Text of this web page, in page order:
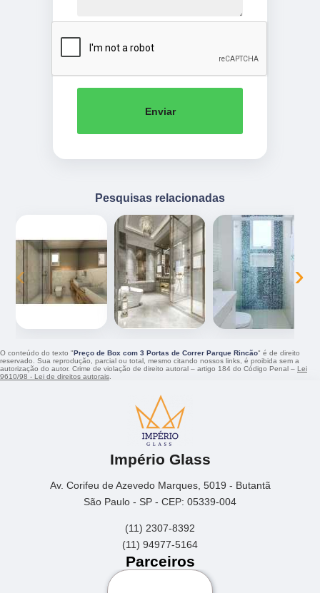
Enviar
Pesquisas relacionadas
‹ ›
O conteúdo do texto "Preço de Box com 3 Portas de Correr Parque Rincão" é de direito
reservado. Sua reprodução, parcial ou total, mesmo citando nossos links, é proibida sem a
autorização do autor. Crime de violação de direito autoral – artigo 184 do Código Penal – Lei
9610/98 - Lei de direitos autorais.
Império Glass
Av. Corifeu de Azevedo Marques, 5019 - Butantã
São Paulo - SP - CEP: 05339-004
(11) 2307-8392
(11) 94977-5164
Parceiros